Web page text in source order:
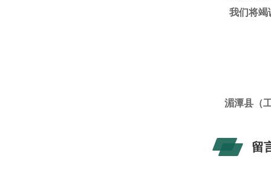
我们将竭
湄潭县（
留